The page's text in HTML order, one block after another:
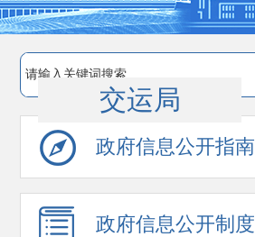
交运局
政府信息公开指南
政府信息公开制度